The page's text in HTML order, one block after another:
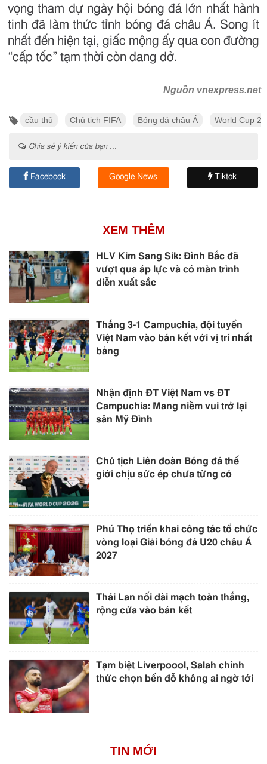
vọng tham dự ngày hội bóng đá lớn nhất hành
tinh đã làm thức tỉnh bóng đá châu Á. Song ít
nhất đến hiện tại, giấc mộng ấy qua con đường
“cấp tốc” tạm thời còn dang dở.
Nguồn vnexpress.net
cầu thủ Chủ tịch FIFA Bóng đá châu Á World Cup
Chia sẻ ý kiến của bạn ...
Facebook Google News Tiktok
XEM THÊM
HLV Kim Sang Sik: Đình Bắc đã
vượt qua áp lực và có màn trình
diễn xuất sắc
Thắng 3-1 Campuchia, đội tuyển
Việt Nam vào bán kết với vị trí nhất
bảng
Nhận định ĐT Việt Nam vs ĐT
Campuchia: Mang niềm vui trở lại
sân Mỹ Đình
Chủ tịch Liên đoàn Bóng đá thế
giới chịu sức ép chưa từng có
Phú Thọ triển khai công tác tổ chức
vòng loại Giải bóng đá U20 châu Á
2027
Thái Lan nối dài mạch toàn thắng,
rộng cửa vào bán kết
Tạm biệt Liverpoool, Salah chính
thức chọn bến đỗ không ai ngờ tới
TIN MỚI